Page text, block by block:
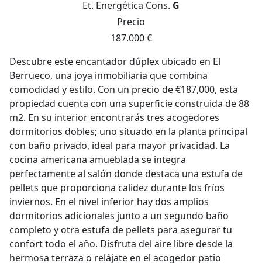
Et. Energética Cons. G
Precio
187.000 €
Descubre este encantador dúplex ubicado en El
Berrueco, una joya inmobiliaria que combina
comodidad y estilo. Con un precio de €187,000, esta
propiedad cuenta con una superficie construida de 88
m2. En su interior encontrarás tres acogedores
dormitorios dobles; uno situado en la planta principal
con baño privado, ideal para mayor privacidad. La
cocina americana amueblada se integra
perfectamente al salón donde destaca una estufa de
pellets que proporciona calidez durante los fríos
inviernos. En el nivel inferior hay dos amplios
dormitorios adicionales junto a un segundo baño
completo y otra estufa de pellets para asegurar tu
confort todo el año. Disfruta del aire libre desde la
hermosa terraza o relájate en el acogedor patio